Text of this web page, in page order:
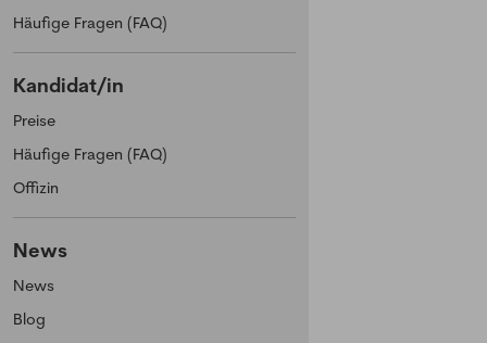
Häufige Fragen (FAQ)
Kandidat/in
Preise
Häufige Fragen (FAQ)
Offizin
News
News
Blog